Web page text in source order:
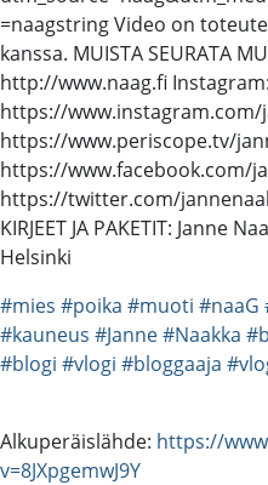
=naagstring Video on
kanssa. MUISTA SEURATA
http://www.naag.fi Instagram:
https://www.instagram.com/
https://www.periscope.tv/
https://www.facebook.com/
https://twitter.com/
KIRJEET JA PAKETIT: Janne
Helsinki
#mies #poika #muoti #naaG
#kauneus #Janne#Naakka
#blogi #vlogi #bloggaaja
Alkuperäislähde: https://
v=8JXpgemwJ9Y